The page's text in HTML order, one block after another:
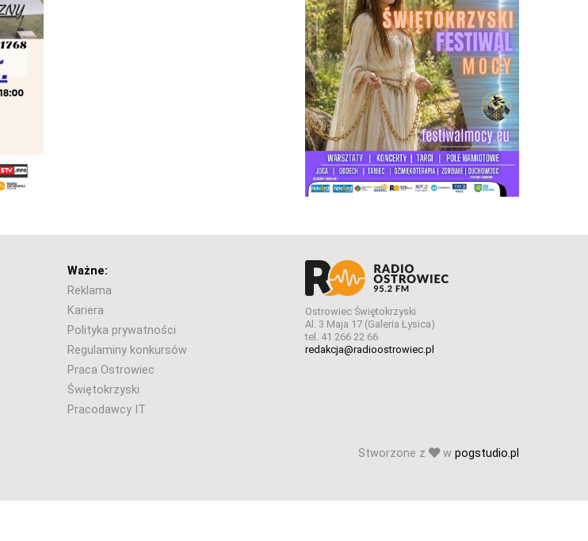
Ważne:
Reklama
Kariera
Polityka prywatności
Regulaminy konkursów
Praca Ostrowiec
Świętokrzyski
Pracodawcy IT
Ostrowiec Świętokrzyski
Al. 3 Maja 17 (Galeria Łysica)
tel. 41 266 22 66
redakcja@radioostrowiec.pl
Stworzone z w pogstudio.pl